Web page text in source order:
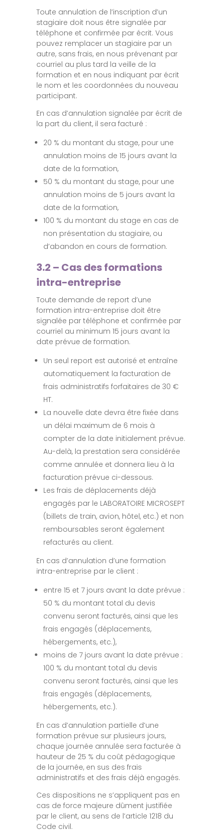
Toute annulation de l’inscription d’un
stagiaire doit nous être signalée par
téléphone et confirmée par écrit. Vous
pouvez remplacer un stagiaire par un
autre, sans frais, en nous prévenant par
courriel au plus tard la veille de la
formation et en nous indiquant par écrit
le nom et les coordonnées du nouveau
participant.
En cas d’annulation signalée par écrit de
la part du client, il sera facturé :
20 % du montant du stage, pour une
annulation moins de 15 jours avant la
date de la formation,
50 % du montant du stage, pour une
annulation moins de 5 jours avant la
date de la formation,
100 % du montant du stage en cas de
non présentation du stagiaire, ou
d’abandon en cours de formation.
3.2 – Cas des formations
intra-entreprise
Toute demande de report d’une
formation intra-entreprise doit être
signalée par téléphone et confirmée par
courriel au minimum 15 jours avant la
date prévue de formation.
Un seul report est autorisé et entraîne
automatiquement la facturation de
frais administratifs forfaitaires de 30 €
HT.
La nouvelle date devra être fixée dans
un délai maximum de 6 mois à
compter de la date initialement prévue.
Au-delà, la prestation sera considérée
comme annulée et donnera lieu à la
facturation prévue ci-dessous.
Les frais de déplacements déjà
engagés par le LABORATOIRE MICROSEPT
(billets de train, avion, hôtel, etc.) et non
remboursables seront également
refacturés au client.
En cas d’annulation d’une formation
intra-entreprise par le client :
entre 15 et 7 jours avant la date prévue :
50 % du montant total du devis
convenu seront facturés, ainsi que les
frais engagés (déplacements,
hébergements, etc.),
moins de 7 jours avant la date prévue :
100 % du montant total du devis
convenu seront facturés, ainsi que les
frais engagés (déplacements,
hébergements, etc.).
En cas d’annulation partielle d’une
formation prévue sur plusieurs jours,
chaque journée annulée sera facturée à
hauteur de 25 % du coût pédagogique
de la journée, en sus des frais
administratifs et des frais déjà engagés.
Ces dispositions ne s’appliquent pas en
cas de force majeure dûment justifiée
par le client, au sens de l’article 1218 du
Code civil.